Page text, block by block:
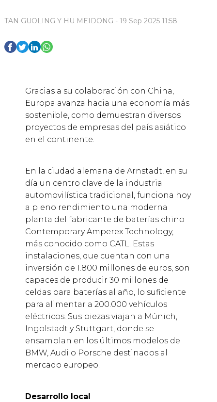
TAN GUOLING Y HU MEIDONG - 19 Sep 2025 11:58
Gracias a su colaboración con China,
Europa avanza hacia una economía más
sostenible, como demuestran diversos
proyectos de empresas del país asiático
en el continente.
En la ciudad alemana de Arnstadt, en su
día un centro clave de la industria
automovilística tradicional, funciona hoy
a pleno rendimiento una moderna
planta del fabricante de baterías chino
Contemporary Amperex Technology,
más conocido como CATL. Estas
instalaciones, que cuentan con una
inversión de 1.800 millones de euros, son
capaces de producir 30 millones de
celdas para baterías al año, lo suficiente
para alimentar a 200.000 vehículos
eléctricos. Sus piezas viajan a Múnich,
Ingolstadt y Stuttgart, donde se
ensamblan en los últimos modelos de
BMW, Audi o Porsche destinados al
mercado europeo.
Desarrollo local